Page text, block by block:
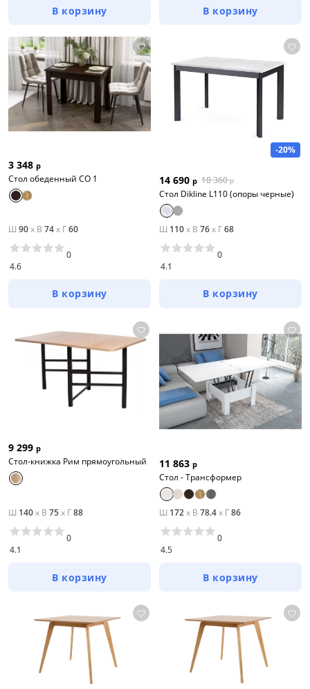
В корзину В корзину
3 348 р
Стол обеденный СО 1
Ш 90x В 74x Г60
4.6
0
В корзину
-20%
14 690 р 18 360 р
Стол Dikline L110 (опоры черные)
Ш 110x В 76x Г68
4.1
0
В корзину
9 299 р
Стол-книжка Рим прямоугольный
Ш 140x В 75x Г88
4.1
0
В корзину
11 863 р
Стол - Трансформер
Ш 172x В 78.4x Г86
4.5
0
В корзину